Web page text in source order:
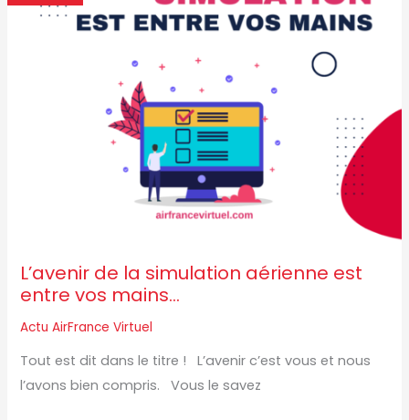
L’avenir de la simulation aérienne est
entre vos mains…
Actu AirFrance Virtuel
Tout est dit dans le titre ! L’avenir c’est vous et nous
l’avons bien compris. Vous le savez
simulation